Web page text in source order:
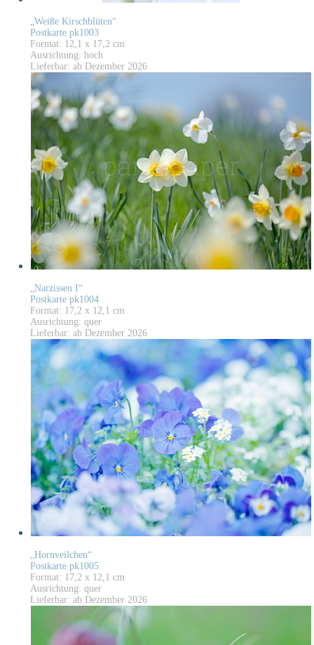
„Weiße Kirschblüten“
Postkarte pk1003
Format: 12,1 x 17,2 cm
Ausrichtung: hoch
Lieferbar: ab Dezember 2026
„Narzissen I“
Postkarte pk1004
Format: 17,2 x 12,1 cm
Ausrichtung: quer
Lieferbar: ab Dezember 2026
„Hornveilchen“
Postkarte pk1005
Format: 17,2 x 12,1 cm
Ausrichtung: quer
Lieferbar: ab Dezember 2026